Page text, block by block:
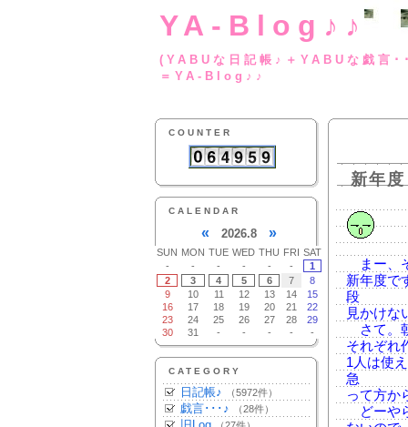
YA-Blog♪♪
(YABUな日記帳♪
＝YA-Blog♪♪
COUNTER
CALENDAR
« 2026.8 »
SUN MON TUE WED THU FRI SAT
-
- - - - -
1
2
3 4 5 6 7
8
9
10 11 12 13 14
15
16
17 18 19 20 21
22
23
24 25 26 27 28
29
30
31 - - - - -
CATEGORY
日記帳♪ （5972件）
戯言･･･♪ （28件）
新年
まー、
新年度で
段
見かけな
さて。
それぞれ
1人は使
急
って方か
どーや